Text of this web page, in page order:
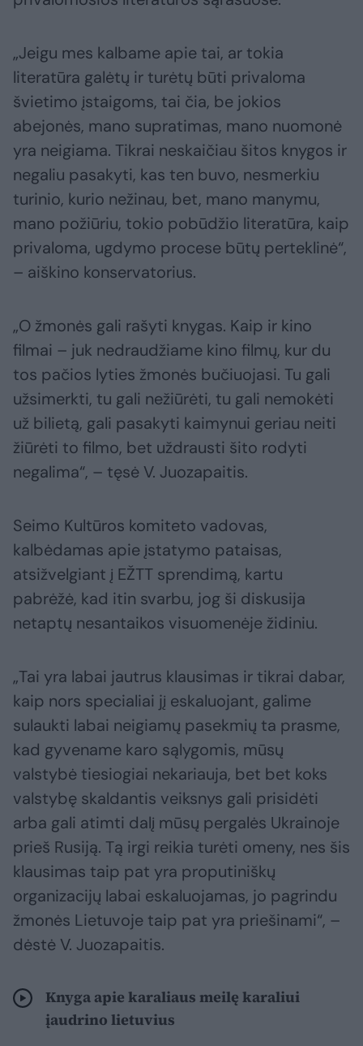
„Jeigu mes kalbame apie tai, ar tokia
literatūra galėtų ir turėtų būti privaloma
švietimo įstaigoms, tai čia, be jokios
abejonės, mano supratimas, mano nuomonė
yra neigiama. Tikrai neskaičiau šitos knygos ir
negaliu pasakyti, kas ten buvo, nesmerkiu
turinio, kurio nežinau, bet, mano manymu,
mano požiūriu, tokio pobūdžio literatūra, kaip
privaloma, ugdymo procese būtų perteklinė“,
– aiškino konservatorius.
„O žmonės gali rašyti knygas. Kaip ir kino
filmai – juk nedraudžiame kino filmų, kur du
tos pačios lyties žmonės bučiuojasi. Tu gali
užsimerkti, tu gali nežiūrėti, tu gali nemokėti
už bilietą, gali pasakyti kaimynui geriau neiti
žiūrėti to filmo, bet uždrausti šito rodyti
negalima“, – tęsė V. Juozapaitis.
Seimo Kultūros komiteto vadovas,
kalbėdamas apie įstatymo pataisas,
atsižvelgiant į EŽTT sprendimą, kartu
pabrėžė, kad itin svarbu, jog ši diskusija
netaptų nesantaikos visuomenėje židiniu.
„Tai yra labai jautrus klausimas ir tikrai dabar,
kaip nors specialiai jį eskaluojant, galime
sulaukti labai neigiamų pasekmių ta prasme,
kad gyvename karo sąlygomis, mūsų
valstybė tiesiogiai nekariauja, bet bet koks
valstybę skaldantis veiksnys gali prisidėti
arba gali atimti dalį mūsų pergalės Ukrainoje
prieš Rusiją. Tą irgi reikia turėti omeny, nes šis
klausimas taip pat yra proputiniškų
organizacijų labai eskaluojamas, jo pagrindu
žmonės Lietuvoje taip pat yra priešinami“, –
dėstė V. Juozapaitis.
Knyga apie karaliaus meilę karaliui
įaudrino lietuvius